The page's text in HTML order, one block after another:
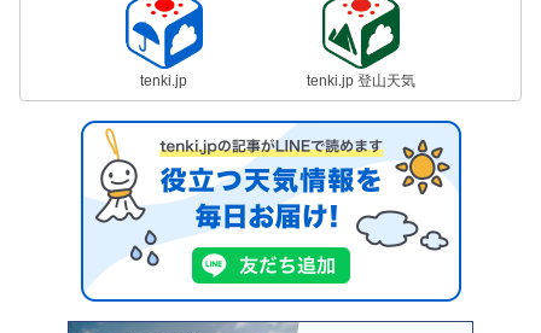
tenki.jp tenki.jp 登山天気